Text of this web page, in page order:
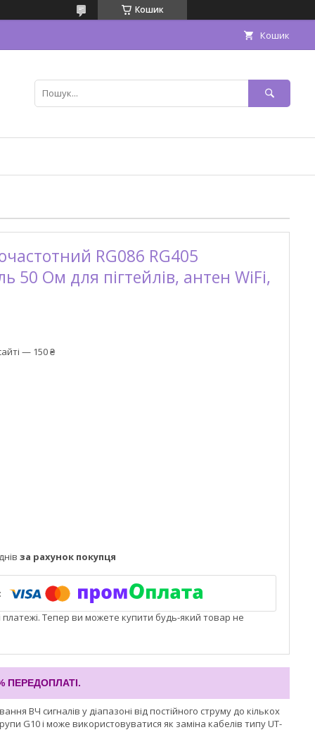
Кошик
Кошик
RG086 RG405
50 Ом для пігтейлів, антен WiFi,
— 150 ₴
за рахунок покупця
платежі. Тепер ви можете купити будь-який товар не
ПЕРЕДОПЛАТІ.
ВЧ сигналів у діапазоні від постійного струму до кількох
G10 і може використовуватися як заміна кабелів типу UT-